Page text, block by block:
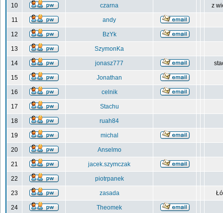
10 czarna z
11 andy
12 BzYk
13 SzymonKa
14 jonasz777
15 Jonathan
16 celnik
17 Stachu
18 ruah84
19 michal
20 Anselmo
21 jacek.szymczak
22 piotrpanek
23 zasada
24 Theomek